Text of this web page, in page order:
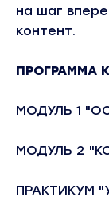
на шаг
контент.
ПРОГРАММА
МОДУЛЬ 1
МОДУЛЬ 2
ПРАКТИКУМ